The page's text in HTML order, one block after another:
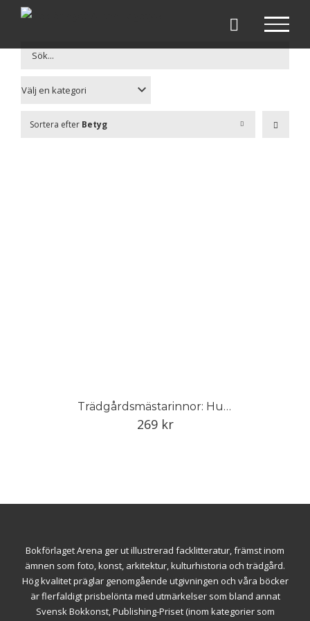
Fortsätt
Sortera efter Betyg
Trädgårdsmästarinnor: Hundra år av kamp för jämställd trädgårdsutbildning
269 kr
Bokförlaget Arena ger ut illustrerad facklitteratur, främst inom
ämnen som foto, konst, arkitektur, kulturhistoria och trädgård.
Hög kvalitet präglar genomgående utgivningen och våra böcker
är flerfaldigt prisbelönta med utmärkelser som bland annat
Svensk Bokkonst, Publishing-Priset (inom kategorier som